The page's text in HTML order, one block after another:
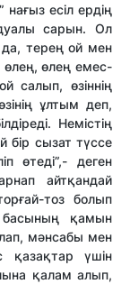
нағыз есіл ердің
сарын. Ол
терең ой мен
өлең, өлең емес-
салып, өзіннің
ұлтым деп,
Немістің
бір сызат түссе
өтеді”,- деген
айтқандай
тоз болып
басының қамын
мәнсабы мен
қазақтар үшін
қалам алып,